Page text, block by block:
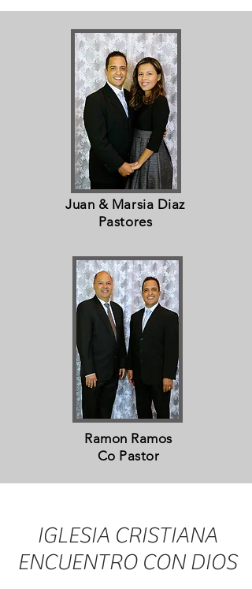
Juan & Marsia Diaz
Pastores
Ramon Ramos
Co Pastor
IGLESIA CRISTIANA
ENCUENTRO CON DIOS